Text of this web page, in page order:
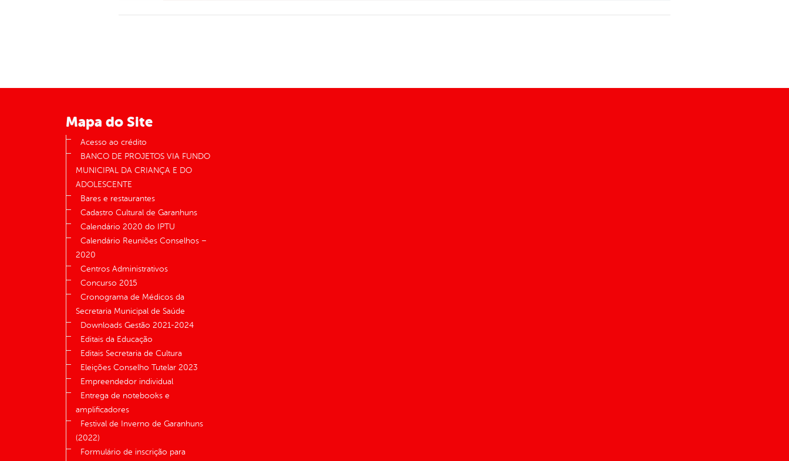
Mapa do Site
Acesso ao crédito
BANCO DE PROJETOS VIA FUNDO
MUNICIPAL DA CRIANÇA E DO
ADOLESCENTE
Bares e restaurantes
Cadastro Cultural de Garanhuns
Calendário 2020 do IPTU
Calendário Reuniões Conselhos –
2020
Centros Administrativos
Concurso 2015
Cronograma de Médicos da
Secretaria Municipal de Saúde
Downloads Gestão 2021-2024
Editais da Educação
Editais Secretaria de Cultura
Eleições Conselho Tutelar 2023
Empreendedor individual
Entrega de notebooks e
amplificadores
Festival de Inverno de Garanhuns
(2022)
Formulário de inscrição para